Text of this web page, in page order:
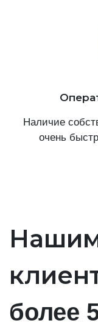
Наличие
очень
более